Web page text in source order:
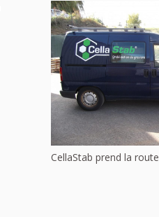
CellaStab prend la route